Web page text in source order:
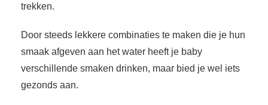
trekken.
Door steeds lekkere combinaties te maken die je hun
smaak afgeven aan het water heeft je baby
verschillende smaken drinken, maar bied je wel iets
gezonds aan.